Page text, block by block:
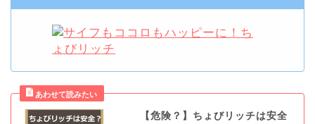
【危険？】ちょびリッチは安全